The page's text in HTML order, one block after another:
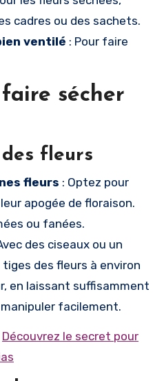
cadres ou des sachets.
ventilé : Pour faire
sécher
fleurs
fleurs : Optez pour
apogée de floraison.
ou fanées.
des ciseaux ou un
des fleurs à environ
en laissant suffisamment
facilement.
Découvrez le secret pour